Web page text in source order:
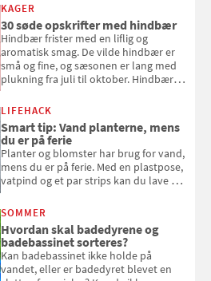
KAGER
30 søde opskrifter med hindbær
Hindbær frister med en liflig og
aromatisk smag. De vilde hindbær er
små og fine, og sæsonen er lang med
plukning fra juli til oktober. Hindbær
kan bruge dine hindbær i alt fra
bagværk og salater til is og syltning.
LIFEHACK
Smart tip: Vand planterne, mens
du er på ferie
Planter og blomster har brug for vand,
mens du er på ferie. Med en plastpose,
vatpind og et par strips kan du lave dit
at bede naboen om at vande eller
komme hjem til døde planter
SOMMER
Hvordan skal badedyrene og
badebassinet sorteres?
Kan badebassinet ikke holde på
vandet, eller er badedyret blevet en